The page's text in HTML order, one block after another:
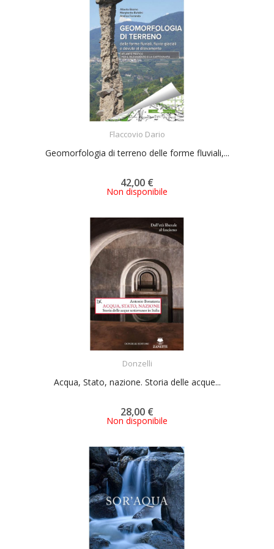
Flaccovio Dario
Geomorfologia di terreno delle forme fluviali,...
42,00 €
Non disponibile
Donzelli
Acqua, Stato, nazione. Storia delle acque...
28,00 €
Non disponibile